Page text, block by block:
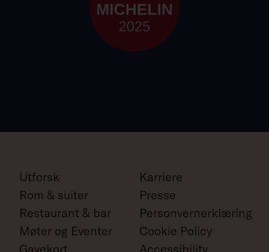
Utforsk
Rom & suiter
Restaurant & bar
Møter og Eventer
Gavekort
Karriere
Presse
Personvernerklæring
Cookie Policy
Accessibility